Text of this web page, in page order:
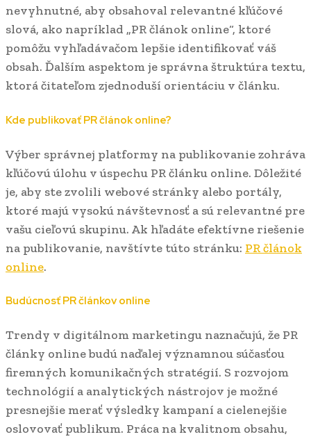
nevyhnutné, aby obsahoval relevantné kľúčové
slová, ako napríklad „PR článok online“, ktoré
pomôžu vyhľadávačom lepšie identifikovať váš
obsah. Ďalším aspektom je správna štruktúra textu,
ktorá čitateľom zjednoduší orientáciu v článku.
Kde publikovať PR článok online?
Výber správnej platformy na publikovanie zohráva
kľúčovú úlohu v úspechu PR článku online. Dôležité
je, aby ste zvolili webové stránky alebo portály,
ktoré majú vysokú návštevnosť a sú relevantné pre
vašu cieľovú skupinu. Ak hľadáte efektívne riešenie
na publikovanie, navštívte túto stránku: PR článok
online.
Budúcnosť PR článkov online
Trendy v digitálnom marketingu naznačujú, že PR
články online budú naďalej významnou súčasťou
firemných komunikačných stratégií. S rozvojom
technológií a analytických nástrojov je možné
presnejšie merať výsledky kampaní a cielenejšie
oslovovať publikum. Práca na kvalitnom obsahu,